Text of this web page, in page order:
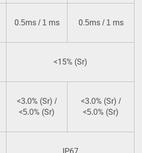
0.5ms / 1 ms 0.5ms / 1 ms
<15% (Sr)
<3.0% (Sr) /
<5.0% (Sr)
<3.0% (Sr) /
<5.0% (Sr)